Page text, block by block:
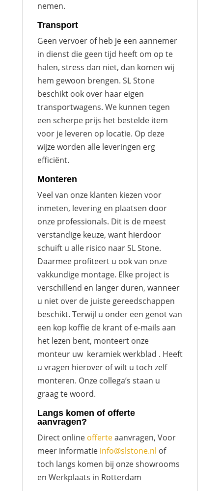
nemen.
Transport
Geen vervoer of heb je een aannemer
in dienst die geen tijd heeft om op te
halen, stress dan niet, dan komen wij
hem gewoon brengen. SL Stone
beschikt ook over haar eigen
transportwagens. We kunnen tegen
een scherpe prijs het bestelde item
voor je leveren op locatie. Op deze
wijze worden alle leveringen erg
efficiënt.
Monteren
Veel van onze klanten kiezen voor
inmeten, levering en plaatsen door
onze professionals. Dit is de meest
verstandige keuze, want hierdoor
schuift u alle risico naar SL Stone.
Daarmee profiteert u ook van onze
vakkundige montage. Elke project is
verschillend en langer duren, wanneer
u niet over de juiste gereedschappen
beschikt. Terwijl u onder een genot van
een kop koffie de krant of e-mails aan
het lezen bent, monteert onze
monteur uw keramiek werkblad . Heeft
u vragen hierover of wilt u toch zelf
monteren. Onze collega’s staan u
graag te woord.
Langs komen of offerte
aanvragen?
Direct online offerteaanvragen, Voor
meer informatie info@slstone.nl of
toch langs komen bij onze showrooms
en Werkplaats in Rotterdam